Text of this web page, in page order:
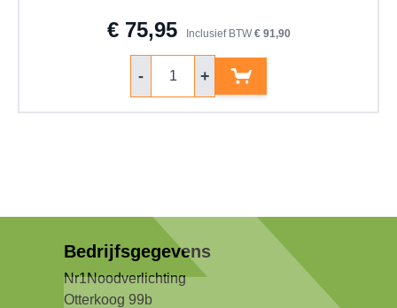
€ 75,95 Inclusief BTW € 91,90
- +
Bedrijfsgegevens
Nr1Noodverlichting
Otterkoog 99b